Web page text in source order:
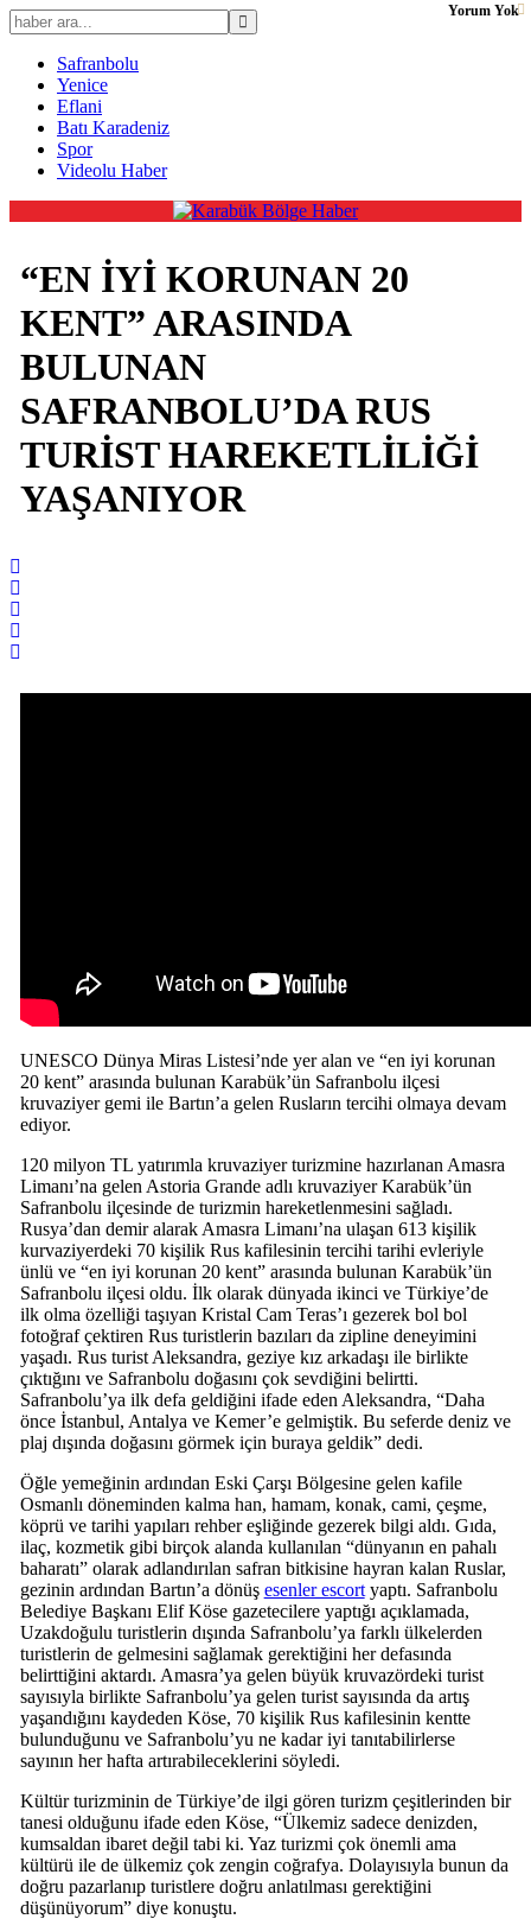
Safranbolu
Yenice
Eflani
Batı Karadeniz
Spor
Videolu Haber
“EN İYİ KORUNAN 20
KENT” ARASINDA
BULUNAN
SAFRANBOLU’DA RUS
TURİST HAREKETLİLİĞİ
YAŞANIYOR
UNESCO Dünya Miras Listesi’nde yer alan ve “en iyi korunan
20 kent” arasında bulunan Karabük’ün Safranbolu ilçesi
kruvaziyer gemi ile Bartın’a gelen Rusların tercihi olmaya devam
ediyor.
120 milyon TL yatırımla kruvaziyer turizmine hazırlanan Amasra
Limanı’na gelen Astoria Grande adlı kruvaziyer Karabük’ün
Safranbolu ilçesinde de turizmin hareketlenmesini sağladı.
Rusya’dan demir alarak Amasra Limanı’na ulaşan 613 kişilik
kurvaziyerdeki 70 kişilik Rus kafilesinin tercihi tarihi evleriyle
ünlü ve “en iyi korunan 20 kent” arasında bulunan Karabük’ün
Safranbolu ilçesi oldu. İlk olarak dünyada ikinci ve Türkiye’de
ilk olma özelliği taşıyan Kristal Cam Teras’ı gezerek bol bol
fotoğraf çektiren Rus turistlerin bazıları da zipline deneyimini
yaşadı. Rus turist Aleksandra, geziye kız arkadaşı ile birlikte
çıktığını ve Safranbolu doğasını çok sevdiğini belirtti.
Safranbolu’ya ilk defa geldiğini ifade eden Aleksandra, “Daha
önce İstanbul, Antalya ve Kemer’e gelmiştik. Bu seferde deniz ve
plaj dışında doğasını görmek için buraya geldik” dedi.
Öğle yemeğinin ardından Eski Çarşı Bölgesine gelen kafile
Osmanlı döneminden kalma han, hamam, konak, cami, çeşme,
köprü ve tarihi yapıları rehber eşliğinde gezerek bilgi aldı. Gıda,
ilaç, kozmetik gibi birçok alanda kullanılan “dünyanın en pahalı
baharatı” olarak adlandırılan safran bitkisine hayran kalan Ruslar,
gezinin ardından Bartın’a dönüş esenler escortyaptı. Safranbolu
Belediye Başkanı Elif Köse gazetecilere yaptığı açıklamada,
Uzakdoğulu turistlerin dışında Safranbolu’ya farklı ülkelerden
turistlerin de gelmesini sağlamak gerektiğini her defasında
belirttiğini aktardı. Amasra’ya gelen büyük kruvazördeki turist
sayısıyla birlikte Safranbolu’ya gelen turist sayısında da artış
yaşandığını kaydeden Köse, 70 kişilik Rus kafilesinin kentte
bulunduğunu ve Safranbolu’yu ne kadar iyi tanıtabilirlerse
sayının her hafta artırabileceklerini söyledi.
Kültür turizminin de Türkiye’de ilgi gören turizm çeşitlerinden bir
tanesi olduğunu ifade eden Köse, “Ülkemiz sadece denizden,
kumsaldan ibaret değil tabi ki. Yaz turizmi çok önemli ama
kültürü ile de ülkemiz çok zengin coğrafya. Dolayısıyla bunun da
doğru pazarlanıp turistlere doğru anlatılması gerektiğini
düşünüyorum” diye konuştu.
Yorum Yok